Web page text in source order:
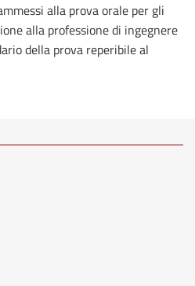
alla prova orale per gli
alla professione di ingegnere
della prova reperibile al